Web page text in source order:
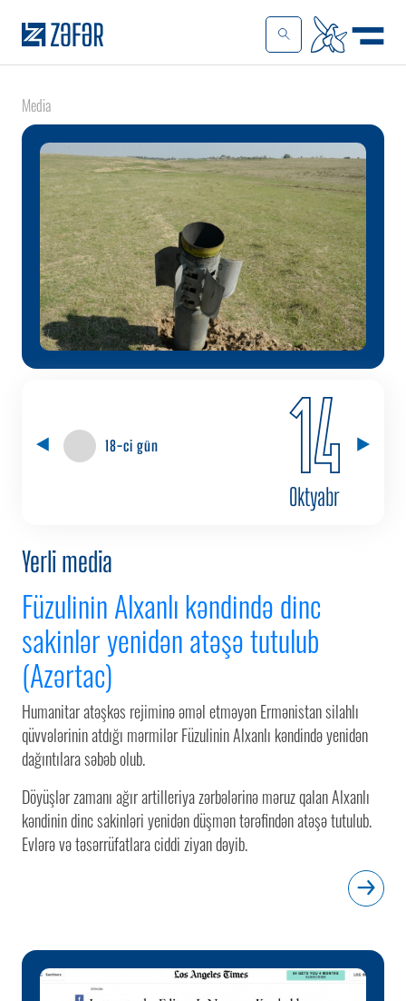
Media
18-ci gün 14
Oktyabr
Yerli media
Füzulinin Alxanlı kəndində dinc
sakinlər yenidən atəşə tutulub
(Azərtac)
Humanitar atəşkəs rejiminə əməl etməyən Ermənistan silahlı
qüvvələrinin atdığı mərmilər Füzulinin Alxanlı kəndində yenidən
dağıntılara səbəb olub.
Döyüşlər zamanı ağır artilleriya zərbələrinə məruz qalan Alxanlı
kəndinin dinc sakinləri yenidən düşmən tərəfindən atəşə tutulub.
Evlərə və təsərrüfatlara ciddi ziyan dəyib.